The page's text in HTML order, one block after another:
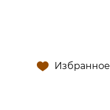
Избранное